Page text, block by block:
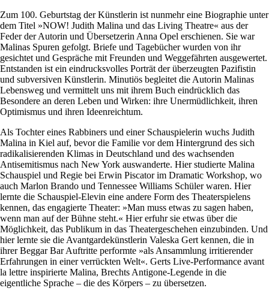
Zum 100. Geburtstag der Künstlerin ist nunmehr eine Biographie unter
dem Titel »NOW! ­Judith Malina und das Living Theatre« aus der
Feder der Autorin und Übersetzerin Anna Opel erschienen. Sie war
Malinas Spuren gefolgt. Briefe und Tagebücher wurden von ihr
gesichtet und Gespräche mit Freunden und Weggefährten ausgewertet.
Entstanden ist ein eindrucksvolles Porträt der überzeugten Pazifistin
und subversiven Künstlerin. Minutiös begleitet die Autorin Malinas
Lebensweg und vermittelt uns mit ihrem Buch eindrücklich das
Besondere an deren Leben und Wirken: ihre Unermüdlichkeit, ihren
Optimismus und ihren Ideenreichtum.
Als Tochter eines Rabbiners und einer Schauspielerin wuchs Judith
Malina in Kiel auf, bevor die Familie vor dem Hintergrund des sich
radikalisierenden Klimas in Deutschland und des wachsenden
Antisemitismus nach New York auswanderte. Hier studierte Malina
Schauspiel und Regie bei Erwin Piscator im Dramatic Workshop, wo
auch Marlon Brando und Tennessee Williams Schüler waren. Hier
lernte die Schauspiel-Elevin eine andere Form des Theaterspielens
kennen, das engagierte Theater: »Man muss etwas zu sagen haben,
wenn man auf der Bühne steht.« Hier erfuhr sie etwas über die
Möglichkeit, das Publikum in das Theatergeschehen einzubinden. Und
hier lernte sie die Avantgardekünstlerin Valeska Gert kennen, die in
ihrer Beggar Bar Auftritte performte »als Ansammlung irritierender
Erfahrungen in einer verrückten Welt«. Gerts Live-Performance avant
la lettre inspirierte Malina, Brechts Antigone-Legende in die
eigentliche Sprache – die des Körpers – zu übersetzen.